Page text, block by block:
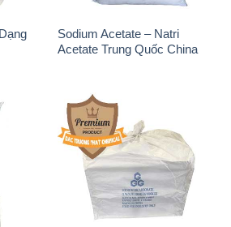
Sodium Acetate – Natri
Acetate Trung Quốc China